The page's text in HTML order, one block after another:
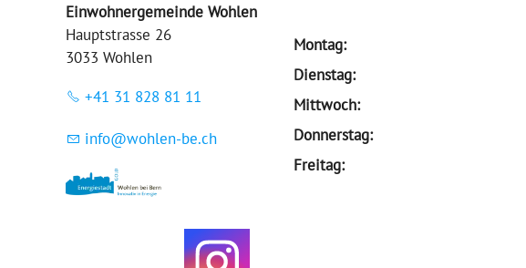
Einwohnergemeinde Wohlen
Hauptstrasse 26
3033 Wohlen
+41 31 828 81 11
nf w hl n-b ch
Montag:
Dienstag:
Mittwoch:
Donnerstag:
Freitag: